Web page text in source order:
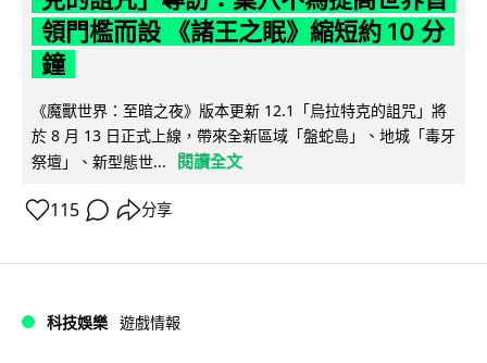
領門檻而設 《諸王之眠》縮短約 10 分
鐘
《魔獸世界：至暗之夜》版本更新 12.1「烏拉特克的詛咒」將
於 8 月 13 日正式上線，帶來全新區域「盤蛇島」、地城「毒牙
祭壇」、新型態世...
閱讀全文
115 分享
科技娛樂 遊戲情報